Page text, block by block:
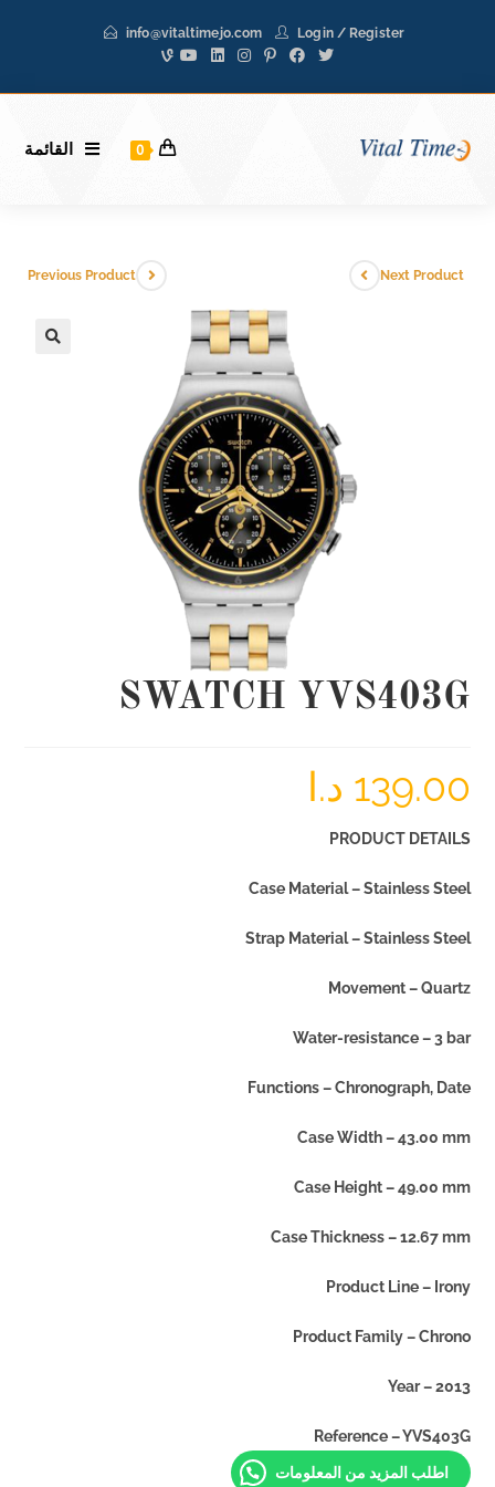
info@vitaltimejo.com Login/ Register
0 القائمة
Previous Product Next Product
SWATCH YVS403G
139.00 د.ا
PRODUCT DETAILS
Case Material – Stainless Steel
Strap Material – Stainless Steel
Movement – Quartz
Water-resistance – 3 bar
Functions – Chronograph, Date
Case Width – 43.00 mm
Case Height – 49.00 mm
Case Thickness – 12.67 mm
Product Line – Irony
Product Family – Chrono
Year – 2013
Reference – YVS403G
اطلب المزيد من المعلومات